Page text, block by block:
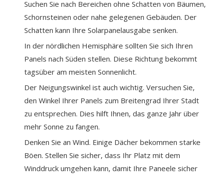
Suchen Sie nach Bereichen ohne Schatten von Bäumen,
Schornsteinen oder nahe gelegenen Gebäuden. Der
Schatten kann Ihre Solarpanelausgabe senken.
In der nördlichen Hemisphäre sollten Sie sich Ihren
Panels nach Süden stellen. Diese Richtung bekommt
tagsüber am meisten Sonnenlicht.
Der Neigungswinkel ist auch wichtig. Versuchen Sie,
den Winkel Ihrer Panels zum Breitengrad Ihrer Stadt
zu entsprechen. Dies hilft Ihnen, das ganze Jahr über
mehr Sonne zu fangen.
Denken Sie an Wind. Einige Dächer bekommen starke
Böen. Stellen Sie sicher, dass Ihr Platz mit dem
Winddruck umgehen kann, damit Ihre Paneele sicher